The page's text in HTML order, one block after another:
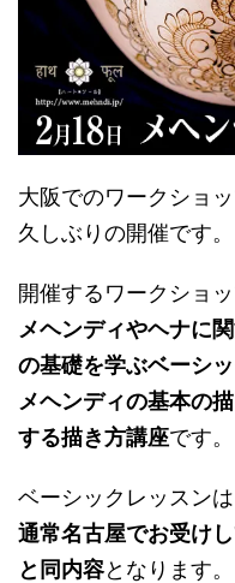
大阪でのワークショ
久しぶりの開催です。
開催するワークショッ
メヘンディやヘナに
の基礎を学ぶベーシ
メヘンディの基本の
する描き方講座です。
ベーシックレッスンは
通常名古屋でお受け
と同内容となります。